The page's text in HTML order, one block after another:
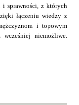
i sprawności, z których
łączeniu wiedzy z
i topowym
niemożliwe.